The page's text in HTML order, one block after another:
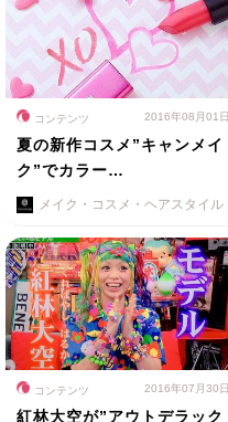
コンテンツ 2016年08月01日
夏の新作コスメ”キャンメイ
ク”でカラー…
メイク・コスメ・ヘアスタイル
コンテンツ 2016年07月30日
紅林大空が”アウトデラック